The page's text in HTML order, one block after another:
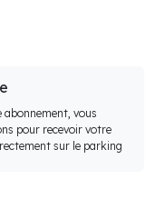
abonnement, vous
pour recevoir votre
sur le parking